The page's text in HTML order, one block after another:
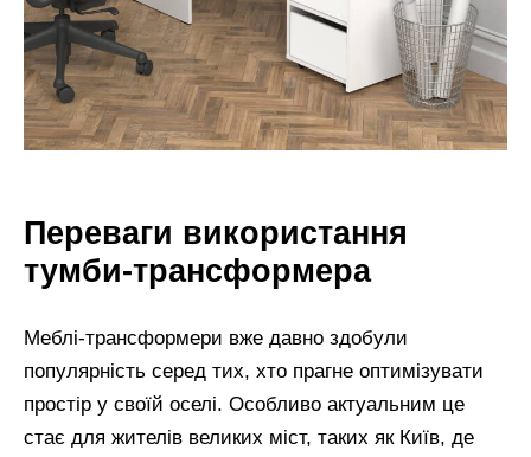
Переваги використання
тумби-трансформера
Меблі-трансформери вже давно здобули
популярність серед тих, хто прагне оптимізувати
простір у своїй оселі. Особливо актуальним це
стає для жителів великих міст, таких як Київ, де